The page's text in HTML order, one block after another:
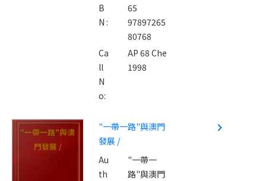
B
N :
65
97897265
80768
Ca
ll
N
o:
AP 68 Che
1998
"一帶一路"與澳
門發展 /
"一帶一路"與澳門
發展 /
Au
th
"一帶一
路"與澳門
navigate_next